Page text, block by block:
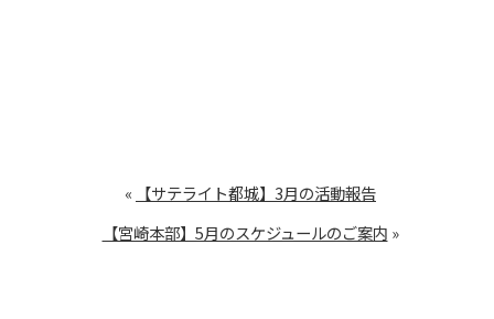
«
【サテライト都城】3月の活動報告
【宮崎本部】5月のスケジュールのご案内 »